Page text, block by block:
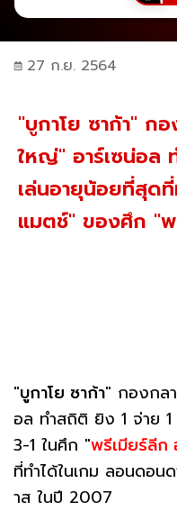
27 ก.ย. 2564
"บูกาโย ซาก้า" ก
ใหญ่" อาร์เซน่อล
เล่นอายุน้อยที่สุด
แมตช์" ของศึก "
"บูกาโย ซาก้า" กองกล
อล ทำสถิติ ยิง 1 จ่าย 1
3-1 ในศึก "พรีเมียร์ลีก
ที่ทำได้ในเกม ลอนดอน
าส ในปี 2007